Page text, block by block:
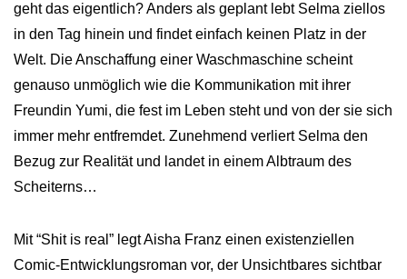
geht das eigentlich? Anders als geplant lebt Selma ziellos
in den Tag hinein und findet einfach keinen Platz in der
Welt. Die Anschaffung einer Waschmaschine scheint
genauso unmöglich wie die Kommunikation mit ihrer
Freundin Yumi, die fest im Leben steht und von der sie sich
immer mehr entfremdet. Zunehmend verliert Selma den
Bezug zur Realität und landet in einem Albtraum des
Scheiterns…
Mit “Shit is real” legt Aisha Franz einen existenziellen
Comic-Entwicklungsroman vor, der Unsichtbares sichtbar